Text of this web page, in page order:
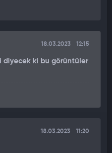
18.03.2023 12:15
diyecek ki bu görüntüler
18.03.2023 11:20